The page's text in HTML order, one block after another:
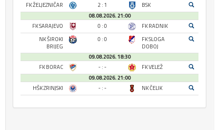
FK ŽELJEZNIČAR
2 : 1
BSK
08.08.2026. 21:00
FK SARAJEVO
0 : 0
FK RADNIK
NK ŠIROKI
BRIJEG
0 : 0
FK SLOGA
DOBOJ
09.08.2026. 18:30
FK BORAC
- : -
FK VELEŽ
09.08.2026. 21:00
HŠK ZRINJSKI
- : - NK ČELIK